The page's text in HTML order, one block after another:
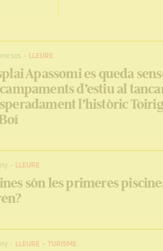
- LLEURE
Apassomi es queda
d’estiu al
l’històric
- LLEURE
són les primeres
- LLEURE - TURISME